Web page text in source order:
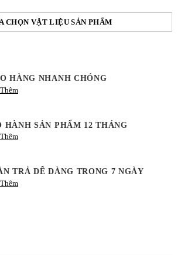
CHỌN VẬT LIỆU SẢN PHẨM
HÀNG NHANH CHÓNG
HÀNH SẢN PHẨM 12 THÁNG
TRẢ DỄ DÀNG TRONG 7 NGÀY